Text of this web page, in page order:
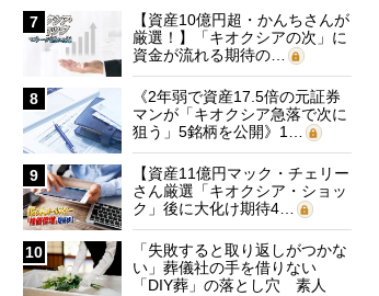
7
【資産10億円超・かんちさんが
厳選！】「キオクシアの次」に
資金が流れる期待の…
8
《2年弱で資産17.5倍の元証券
マンが「キオクシア急落で次に
狙う」5銘柄を公開》1…
9
【資産11億円マック・チェリー
さん厳選「キオクシア・ショッ
ク」後に大化け期待4…
10
「失敗すると取り返しがつかな
い」葬儀社の手を借りない
「DIY葬」の落とし穴 素人